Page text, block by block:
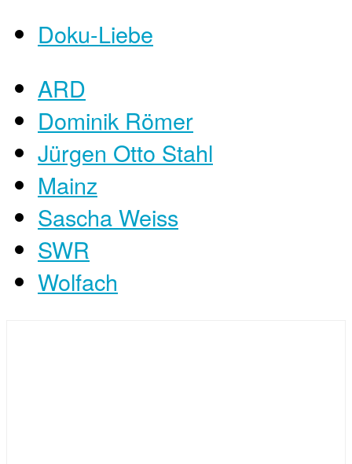
Doku-Liebe
ARD
Dominik Römer
Jürgen Otto Stahl
Mainz
Sascha Weiss
SWR
Wolfach